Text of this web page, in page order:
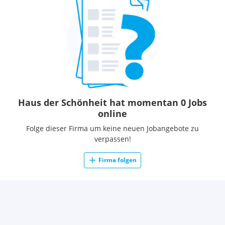
Sie möchten eine hochqualitative Ausbildung als FriseurIn,
KosmetikerIn, NageldesignerIn, FußpflegerIn genießen oder
sogar einen Doppelberuf ausüben? Dann bewerben Sie sich
und werden Sie SchönheitsexpertIn von morgen!
Haus der Schönheit hat momentan 0 Jobs
online
Folge dieser Firma um keine neuen Jobangebote zu
verpassen!
Firma folgen